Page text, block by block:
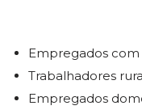
Empregados com
Trabalhadores
Empregados